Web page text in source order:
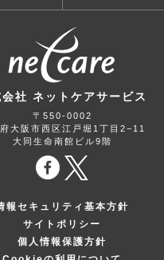
社 ネットケアサービス
〒550-0002
大阪市西区江戸堀1丁目2−11
大同生命南館ビル9階
報セキュリティ基本方針
サイトポリシー
個人情報保護方針